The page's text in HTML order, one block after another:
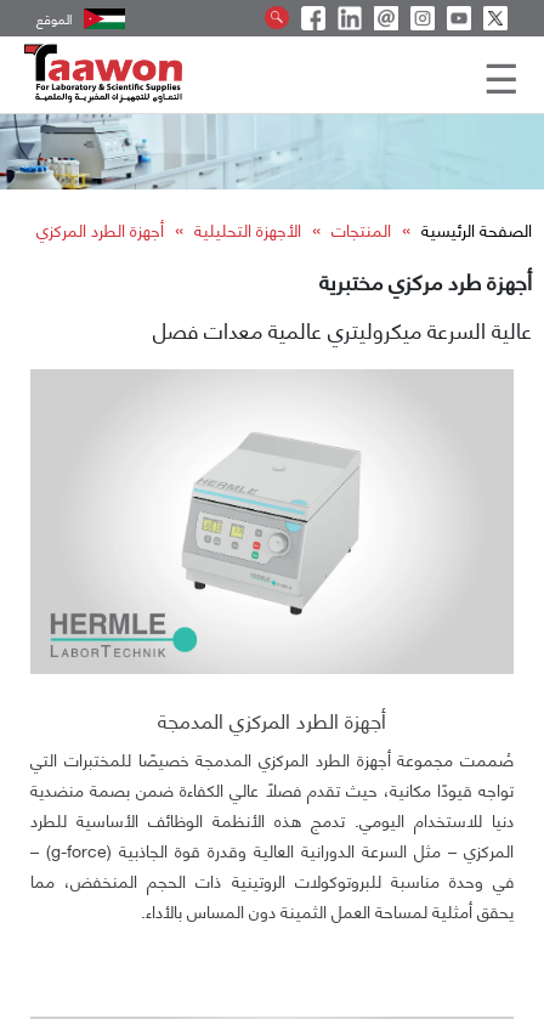
الموقع
الصفحة الرئيسية » المنتجات » الأجهزة التحليلية » أجهزة الطرد المركزي
أجهزة طرد مركزي مختبرية
عالية السرعة ميكروليتري عالمية معدات فصل
أجهزة الطرد المركزي المدمجة
صُممت مجموعة أجهزة الطرد المركزي المدمجة خصيصًا للمختبرات التي
تواجه قيودًا مكانية، حيث تقدم فصلًا عالي الكفاءة ضمن بصمة منضدية
دنيا للاستخدام اليومي. تدمج هذه الأنظمة الوظائف الأساسية للطرد
المركزي – مثل السرعة الدورانية العالية وقدرة قوة الجاذبية (g-force) –
في وحدة مناسبة للبروتوكولات الروتينية ذات الحجم المنخفض، مما
يحقق أمثلية لمساحة العمل الثمينة دون المساس بالأداء.